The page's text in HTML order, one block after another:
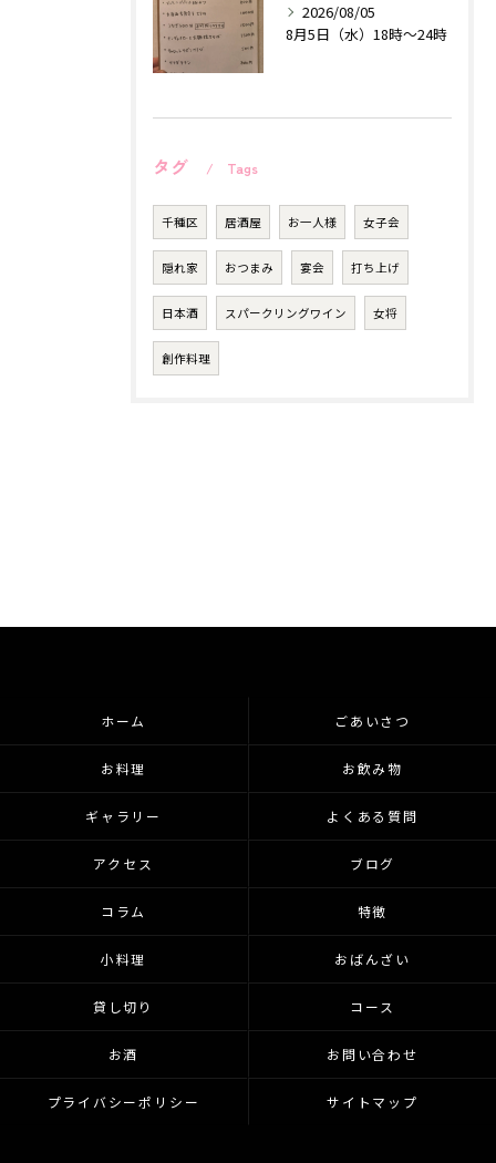
2026/08/05
8月5日（水）18時〜24時
タグ Tags
千種区 居酒屋 お一人様 女子会
隠れ家 おつまみ 宴会 打ち上げ
日本酒 スパークリングワイン 女将
創作料理
ホーム ごあいさつ
お料理 お飲み物
ギャラリー よくある質問
アクセス ブログ
コラム 特徴
小料理 おばんざい
貸し切り コース
お酒 お問い合わせ
プライバシーポリシー サイトマップ